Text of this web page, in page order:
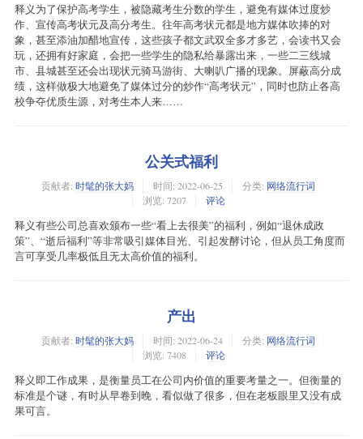
释义为了保护高考学生，被隐藏考生分数的学生，避免有媒体过度炒
作、宣传高考状元及高分考生。往年高考状元都是地方媒体吹捧的对
象，甚至添油加醋地宣传，这些孩子都文武双全多才多艺，会读书又会
玩，还拥有好家庭，会把一些学生的隐私给暴露出来，一些二三线城
市、县城甚至还会出现状元骑马游街、大喇叭广播的现象。屏蔽高分成
绩，这样做极大地避免了媒体过分的炒作“高考状元”，同时也防止各高
校争夺优质生源，对考生本人来……
公关式福利
贡献者: 时髦的张大妈 时间: 2022-06-25 分类: 网络流行词
浏览: 7207
评论
释义有些公司总喜欢颁布一些“看上去很美”的福利，例如“退休成政
策”、“逝后福利”等非常吸引媒体目光、引起发酵讨论，但从员工角度而
言可享受几率极低且无太高价值的福利。
产出
贡献者: 时髦的张大妈 时间: 2022-06-24 分类: 网络流行词
浏览: 7408
评论
释义即工作成果，是衡量员工在公司内价值的重要考量之一。但衡量的
标准是个谜，有时从早卷到晚，看似做了很多，但在老板眼里又没有成
果可言。